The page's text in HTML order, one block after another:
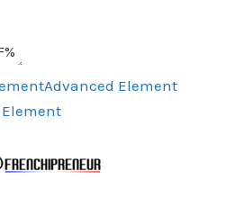
Advanced Element
Element